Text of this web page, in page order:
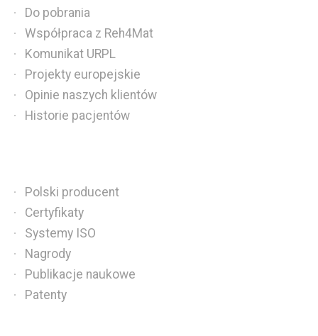
Do pobrania
Współpraca z Reh4Mat
Komunikat URPL
Projekty europejskie
Opinie naszych klientów
Historie pacjentów
Polski producent
Certyfikaty
Systemy ISO
Nagrody
Publikacje naukowe
Patenty